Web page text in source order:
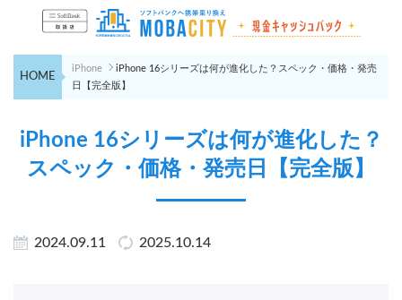
HOME
iPhone
iPhone 16シリーズは何が進化した？スペック・価格・発売
日【完全版】
iPhone 16シリーズは何が進化した？
スペック・価格・発売日【完全版】
2024.09.11 2025.10.14